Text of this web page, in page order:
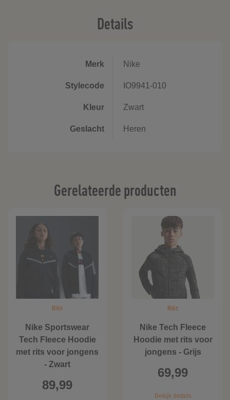
Details
Merk Nike
Stylecode IO9941-010
Kleur Zwart
Geslacht Heren
Gerelateerde producten
Nike
Nike Sportswear
Tech Fleece Hoodie
met rits voor jongens
- Zwart
89,99
Nike
Nike Tech Fleece
Hoodie met rits voor
jongens - Grijs
69,99
Bekijk details